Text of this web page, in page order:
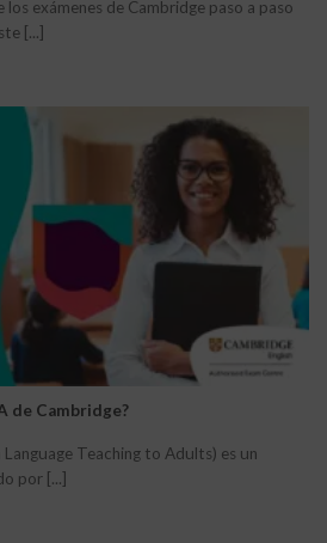
exámenes de Cambridge paso a paso
[...]
de Cambridge?
Language Teaching to Adults) es un
por [...]